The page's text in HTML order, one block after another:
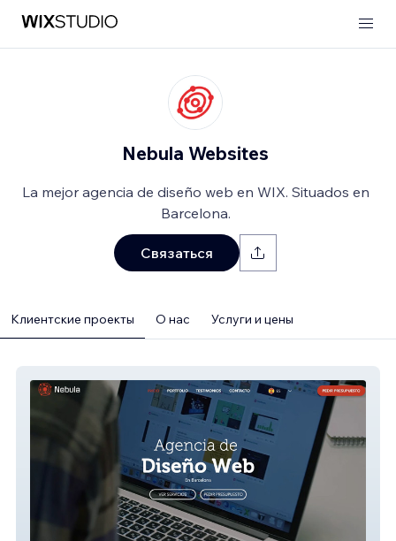
Nebula Websites
La mejor agencia de diseño web en WIX. Situados en
Barcelona.
Связаться
Клиентские проекты О нас Услуги и цены